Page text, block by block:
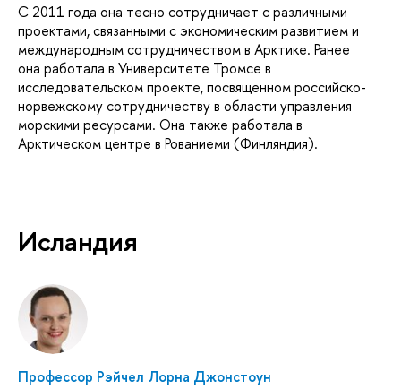
С 2011 года она тесно сотрудничает с различными
проектами, связанными с экономическим развитием и
международным сотрудничеством в Арктике. Ранее
она работала в Университете Тромсе в
исследовательском проекте, посвященном российско-
норвежскому сотрудничеству в области управления
морскими ресурсами. Она также работала в
Арктическом центре в Рованиеми (Финляндия).
Исландия
Профессор Рэйчел Лорна Джонстоун